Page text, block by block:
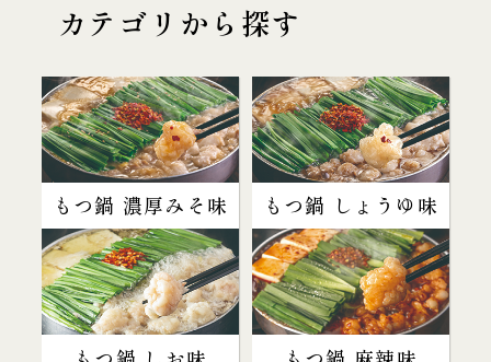
カテゴリから探す
もつ鍋 濃厚みそ味 もつ鍋 しょうゆ味